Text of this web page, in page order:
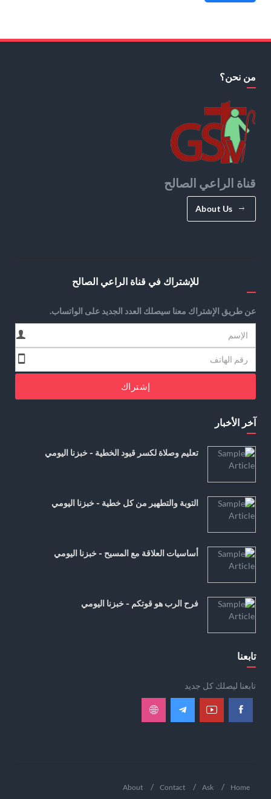
من نحن؟
قناة الراعي الصالح
About Us
للإشتراك في قناة الراعي الصالح
عن طريق الإشتراك معنا سيصلك العدد الجديد على الواتساب.
إشتراك
آخر الأخبار
تعليم وصلاة لكسر قيود الخطية - خبزنا اليومي
التوبة والتطهير من كل خطية - خبزنا اليومي
أساسيات العلاقة مع المسيح - خبزنا اليومي
فرح الرب هو قوتكم - خبزنا اليومي
تابعنا
تابعنا ليصلك كل جديد
Home
Ask
Contact
About